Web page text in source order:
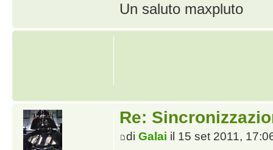
Un saluto maxpluto
Re:
di Galai il 15 set 2011,